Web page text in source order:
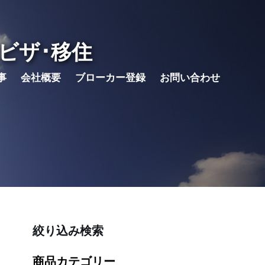
会社概要 ブローカー登録 お問い合わせ
ザ･移住
絞り込み検索
商品カテゴリー